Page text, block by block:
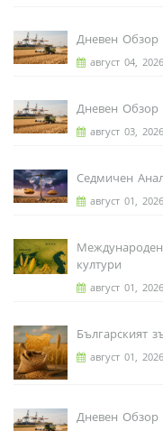
Дневен Обзор
август 04, 2026
Дневен Обзор
август 03, 2026
Седмичен
август 01, 2026
култури
август 01, 2026
Българският
август 01, 2026
Дневен Обзор